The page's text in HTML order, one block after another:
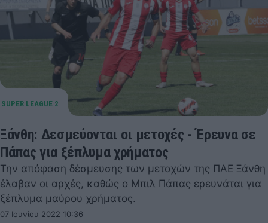
Ξάνθη: Δεσμεύονται οι μετοχές - Έρευνα σε
Πάπας για ξέπλυμα χρήματος
Την απόφαση δέσμευσης των μετοχών της ΠΑΕ Ξάνθη
έλαβαν οι αρχές, καθώς ο Μπιλ Πάπας ερευνάται για
ξέπλυμα μαύρου χρήματος.
07 Ιουνίου 2022 10:36